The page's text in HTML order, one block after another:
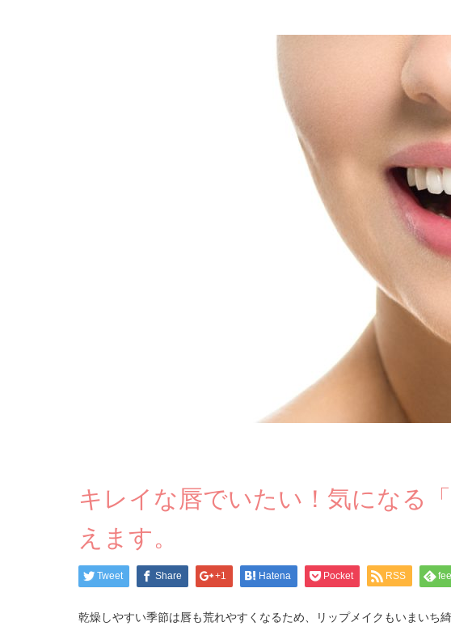
キレイな唇でいたい！気になる
えます。
Tweet Share +1 Hatena Pocket RSS
乾燥しやすい季節は唇も荒れやすくなるため、リップメイクもいまいち